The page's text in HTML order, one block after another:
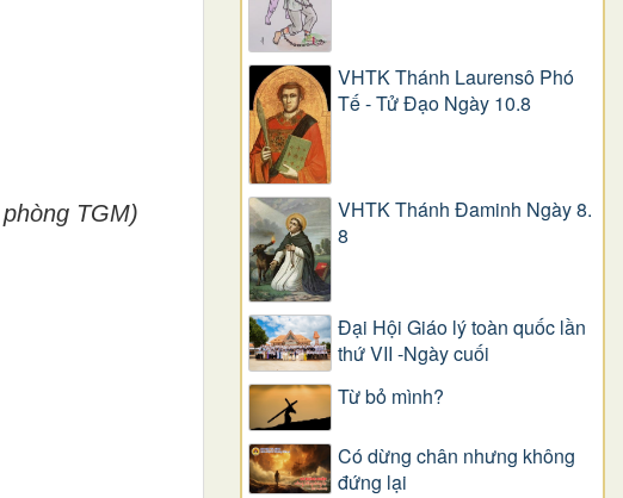
TGM)
VHTK Thánh Laurensô Phó
Tế - Tử Đạo Ngày 10.8
VHTK Thánh Đaminh Ngày 8.
8
Đại Hội Giáo lý toàn quốc lần
thứ VII -Ngày cuối
Từ bỏ mình?
Có dừng chân nhưng không
đứng lại